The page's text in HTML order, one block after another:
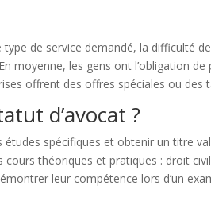
de service demandé, la difficulté
moyenne, les gens ont l’obligation
offrent des offres spéciales ou
d’avocat ?
spécifiques et obtenir un titre
théoriques et pratiques : droit
leur compétence lors d’un